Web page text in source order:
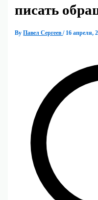
писать
ByПавел Сергеев/ 16 апреля,